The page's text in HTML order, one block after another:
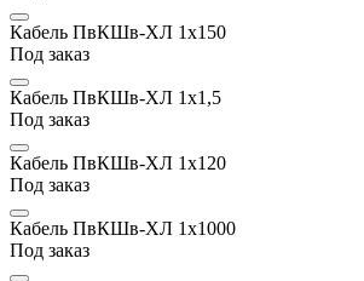
Кабель ПвКШв-ХЛ 1х150
Под заказ
Кабель ПвКШв-ХЛ 1х1,5
Под заказ
Кабель ПвКШв-ХЛ 1х120
Под заказ
Кабель ПвКШв-ХЛ 1х1000
Под заказ